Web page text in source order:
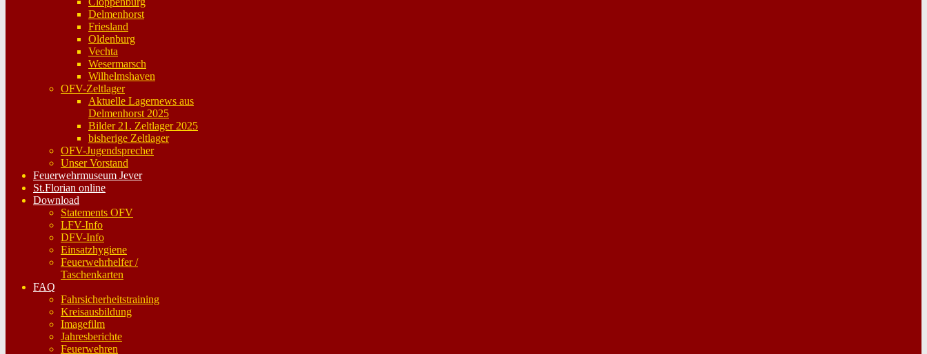
Delmenhorst
Friesland
Oldenburg
Vechta
Wesermarsch
Wilhelmshaven
OFV-Zeltlager
Aktuelle Lagernews aus
Delmenhorst 2025
Bilder 21. Zeltlager 2025
bisherige Zeltlager
OFV-Jugendsprecher
Unser Vorstand
Feuerwehrmuseum Jever
St.Florian online
Download
Statements OFV
LFV-Info
DFV-Info
Einsatzhygiene
Feuerwehrhelfer /
Taschenkarten
FAQ
Fahrsicherheitstraining
Kreisausbildung
Imagefilm
Jahresberichte
Feuerwehren